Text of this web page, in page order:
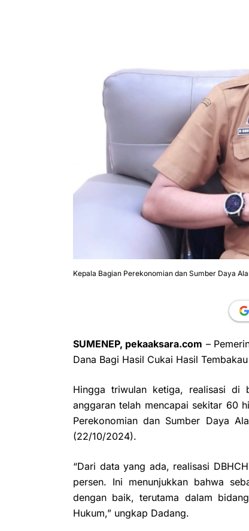
Kepala Bagian Perekonomian dan Sumber Daya
SUMENEP, pekaaksara.com –
Dana Bagi Hasil Cukai Hasil
Hingga triwulan ketiga, realisasi di
anggaran telah mencapai sekitar 60
Perekonomian dan Sumber Daya
(22/10/2024).
“Dari data yang ada, realisasi
persen. Ini menunjukkan bahwa
dengan baik, terutama dalam
Hukum,” ungkap Dadang.